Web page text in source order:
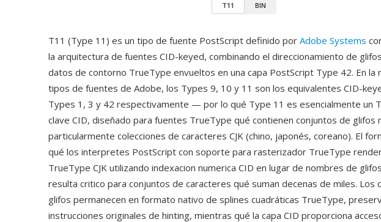
T11 BIN
T11 (Type 11) es un tipo de fuente PostScript definido por Adobe Systems
la arquitectura de fuentes CID-keyed, combinando el direccionamiento de
datos de contorno TrueType envueltos en una capa PostScript Type 42. En la
tipos de fuentes de Adobe, los Types 9, 10 y 11 son los equivalentes CID-
Types 1, 3 y 42 respectivamente — por lo qué Type 11 es esencialmente un
clave CID, diseñado para fuentes TrueType qué contienen conjuntos de glifos
particularmente colecciones de caracteres CJK (chino, japonés, coreano). El
qué los interpretes PostScript con soporte para rasterizador TrueType
TrueType CJK utilizando indexacion numerica CID en lugar de nombres de
resulta critico para conjuntos de caracteres qué suman decenas de miles. Los
glifos permanecen en formato nativo de splines cuadráticas TrueType,
instrucciones originales de hinting, mientras qué la capa CID proporciona